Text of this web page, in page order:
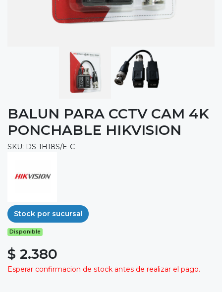
BALUN PARA CCTV CAM 4K
PONCHABLE HIKVISION
SKU: DS-1H18S/E-C
Stock por sucursal
Disponible
$ 2.380
Esperar confirmacion de stock antes de realizar el pago.